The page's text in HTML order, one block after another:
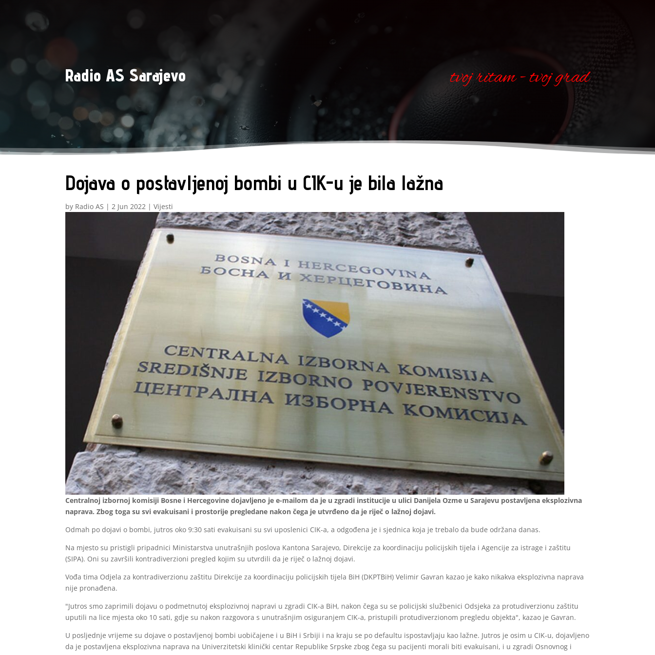
Radio AS Sarajevo tvoj ritam - tvoj grad
Dojava o postavljenoj bombi u CIK-u je bila lažna
by Radio AS |2 Jun 2022 |Vijesti
Centralnoj izbornoj komisiji Bosne i Hercegovine dojavljeno je e-mailom da je u zgradi institucije u ulici Danijela Ozme u Sarajevu postavljena eksplozivna
naprava. Zbog toga su svi evakuisani i prostorije pregledane nakon čega je utvrđeno da je riječ o lažnoj dojavi.
Odmah po dojavi o bombi, jutros oko 9:30 sati evakuisani su svi uposlenici CIK-a, a odgođena je i sjednica koja je trebalo da bude održana danas.
Na mjesto su pristigli pripadnici Ministarstva unutrašnjih poslova Kantona Sarajevo, Direkcije za koordinaciju policijskih tijela i Agencije za istrage i zaštitu
(SIPA). Oni su završili kontradiverzioni pregled kojim su utvrdili da je riječ o lažnoj dojavi.
Vođa tima Odjela za kontradiverzionu zaštitu Direkcije za koordinaciju policijskih tijela BiH (DKPTBiH) Velimir Gavran kazao je kako nikakva eksplozivna naprava
nije pronađena.
"Jutros smo zaprimili dojavu o podmetnutoj eksplozivnoj napravi u zgradi CIK-a BiH, nakon čega su se policijski službenici Odsjeka za protudiverzionu zaštitu
uputili na lice mjesta oko 10 sati, gdje su nakon razgovora s unutrašnjim osiguranjem CIK-a, pristupili protudiverzionom pregledu objekta", kazao je Gavran.
U posljednje vrijeme su dojave o postavljenoj bombi uobičajene i u BiH i Srbiji i na kraju se po defaultu ispostavljaju kao lažne. Jutros je osim u CIK-u, dojavljeno
da je postavljena eksplozivna naprava na Univerzitetski klinički centar Republike Srpske zbog čega su pacijenti morali biti evakuisani, i u zgradi Osnovnog i